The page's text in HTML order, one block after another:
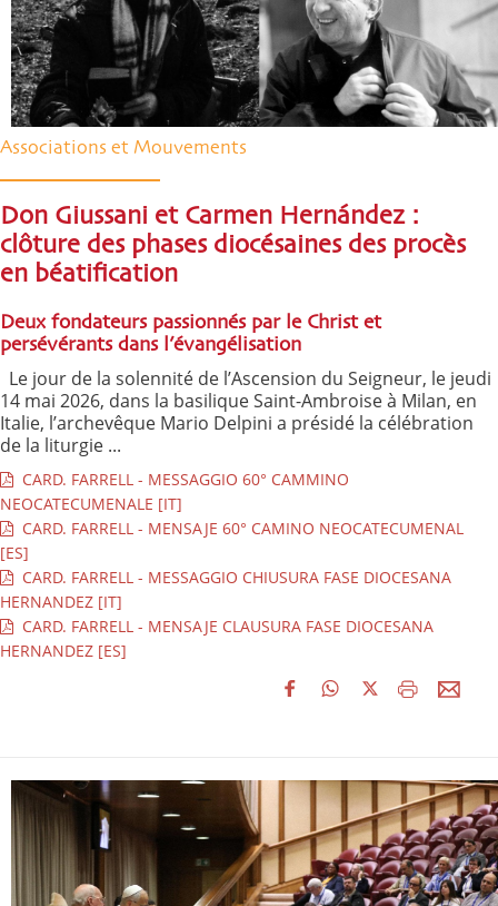
Associations et Mouvements
Don Giussani et Carmen Hernández :
clôture des phases diocésaines des procès
en béatification
Deux fondateurs passionnés par le Christ et
persévérants dans l’évangélisation
Le jour de la solennité de l’Ascension du Seigneur, le jeudi
14 mai 2026, dans la basilique Saint-Ambroise à Milan, en
Italie, l’archevêque Mario Delpini a présidé la célébration
de la liturgie ...
CARD. FARRELL - MESSAGGIO 60° CAMMINO
NEOCATECUMENALE [IT]
CARD. FARRELL - MENSAJE 60° CAMINO NEOCATECUMENAL
[ES]
CARD. FARRELL - MESSAGGIO CHIUSURA FASE DIOCESANA
HERNANDEZ [IT]
CARD. FARRELL - MENSAJE CLAUSURA FASE DIOCESANA
HERNANDEZ [ES]